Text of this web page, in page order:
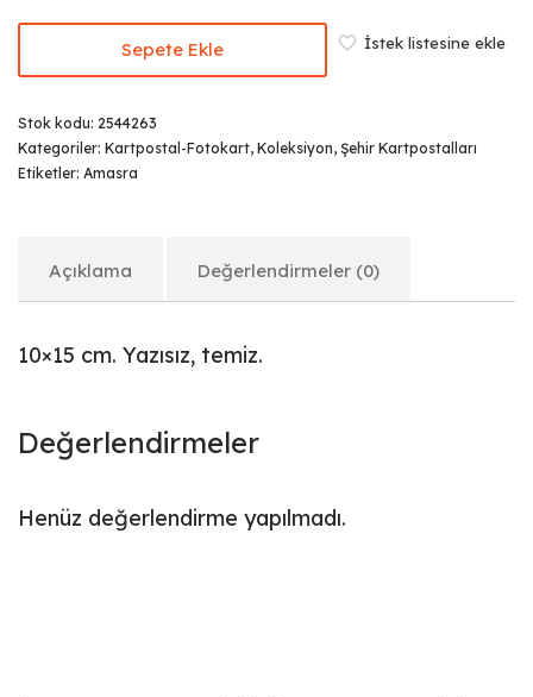
Sepete Ekle İstek listesine ekle
Stok kodu: 2544263
Kategoriler: Kartpostal-Fotokart, Koleksiyon, Şehir Kartpostalları
Etiketler: Amasra
Açıklama Değerlendirmeler (0)
10×15 cm. Yazısız, temiz.
Değerlendirmeler
Henüz değerlendirme yapılmadı.